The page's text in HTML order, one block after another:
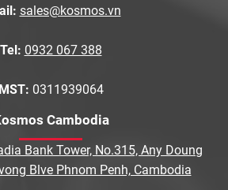
sales@kosmos.vn
Tel: 0932 067 388
MST: 0311939064
Cambodia
Bank Tower, No.315, Any Doung
Blve Phnom Penh, Cambodia